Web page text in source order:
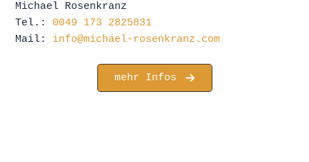
Michael Rosenkranz
Tel.: 0049 173 2825831
Mail: info@michael-rosenkranz.com
mehr Infos